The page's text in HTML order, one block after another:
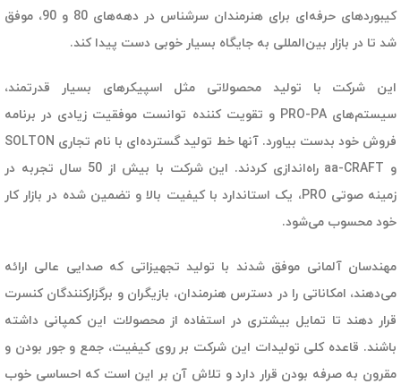
کیبوردهای حرفه‌ای برای هنرمندان سرشناس در دهه‌های 80 و 90، موفق
شد تا در بازار بین‌المللی به جایگاه بسیار خوبی دست پیدا کند.
این شرکت با تولید محصولاتی مثل اسپیکرهای بسیار قدرتمند،
سیستم‌های PRO-PA و تقویت کننده توانست موفقیت زیادی در برنامه
فروش خود بدست بیاورد. آنها خط تولید گسترده‌ای با نام تجاری SOLTON
و aa-CRAFT راه‌اندازی کردند.
این شرکت با بیش از 50 سال تجربه در
زمینه صوتی PRO، یک استاندارد با کیفیت بالا و تضمین شده در بازار کار
خود محسوب می‌شود.
مهندسان آلمانی موفق شدند با تولید تجهیزاتی که صدایی عالی ارائه
می‌دهند، امکاناتی را در دسترس هنرمندان، بازیگران و برگزارکنندگان کنسرت
قرار دهند تا تمایل بیشتری در استفاده از محصولات این کمپانی داشته
باشند. قاعده کلی تولیدات این شرکت بر روی کیفیت، جمع و جور بودن و
مقرون به صرفه بودن قرار دارد و تلاش آن بر این است که احساسی خوب